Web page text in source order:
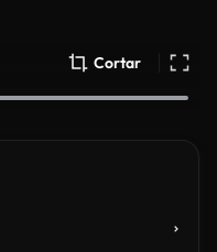
Cortar